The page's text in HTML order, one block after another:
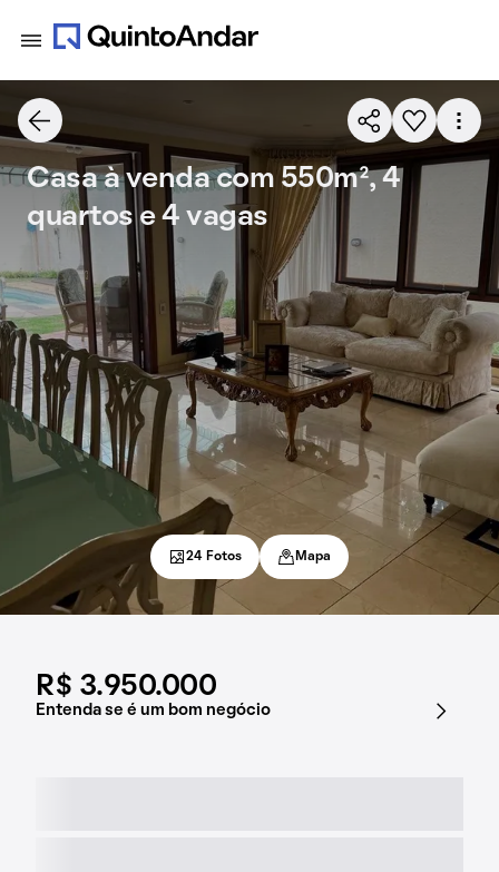
R$ 3.950.000
Entenda se é um bom negócio
Casa à venda com 550m², 4
quartos e 4 vagas
24 Fotos Mapa